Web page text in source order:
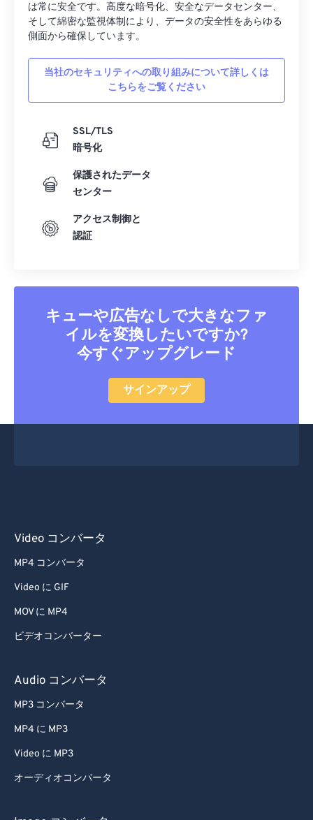
は常に安全です。高度な暗号化、安全なデータセンター、
そして綿密な監視体制により、データの安全性をあらゆる
側面から確保しています。
当社のセキュリティへの取り組みについて詳しくは
こちらをご覧ください
SSL/TLS
暗号化
保護されたデータ
センター
アクセス制御と
認証
キューや広告なしで大きなファ
イルを変換したいですか?
今すぐアップグレード
サインアップ
Video コンバータ
MP4 コンバータ
Video に GIF
MOV に MP4
ビデオコンバーター
Audio コンバータ
MP3 コンバータ
MP4 に MP3
Video に MP3
オーディオコンバータ